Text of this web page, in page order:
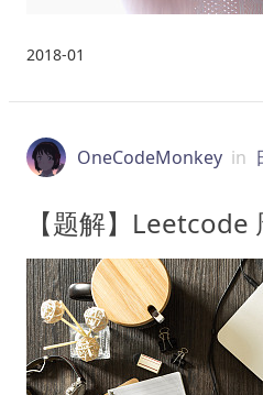
2018-01
OneCodeMonkey in
【题解】Leetcode